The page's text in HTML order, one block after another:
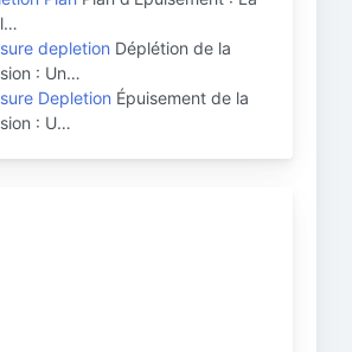
depletion Déplétion de la
: Un…
Depletion Épuisement de la
: U…